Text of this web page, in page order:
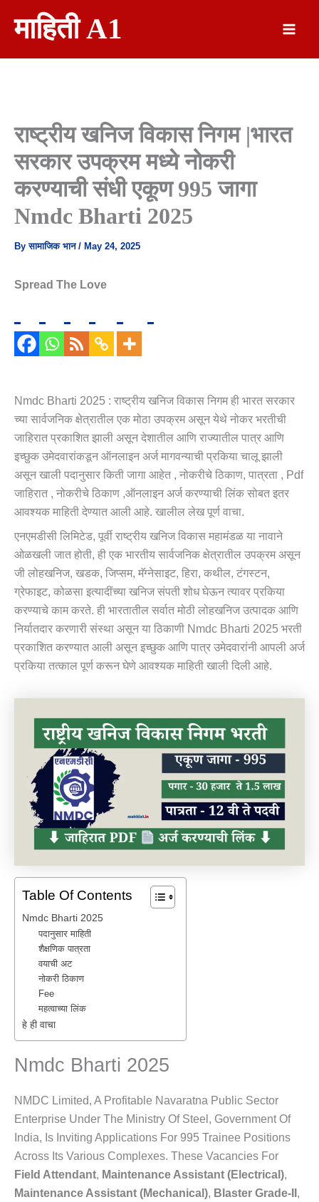
माहिती A1
राष्ट्रीय खनिज विकास निगम |भारत
सरकार उपक्रम मध्ये नोकरी
करण्याची संधी एकूण 995 जागा
Nmdc Bharti 2025
Byसामाजिक भान / May 24, 2025
Spread The Love
Nmdc Bharti 2025 : राष्ट्रीय खनिज विकास निगम ही भारत सरकार
च्या सार्वजनिक क्षेत्रातील एक मोठा उपक्रम असून येथे नोकर भरतीची
जाहिरात प्रकाशित झाली असून देशातील आणि राज्यातील पात्र आणि
इच्छुक उमेदवारांकडून ऑनलाइन अर्ज मागवन्याची प्रकिया चालू झाली
असून खाली पदानुसार किती जागा आहेत , नोकरीचे ठिकाण, पात्रता , Pdf
जाहिरात , नोकरीचे ठिकाण ,ऑनलाइन अर्ज करण्याची लिंक सोबत इतर
आवश्यक माहिती देण्यात आली आहे. खालील लेख पूर्ण वाचा.
एनएमडीसी लिमिटेड, पूर्वी राष्ट्रीय खनिज विकास महामंडळ या नावाने
ओळखली जात होती, ही एक भारतीय सार्वजनिक क्षेत्रातील उपक्रम असून
जी लोहखनिज, खडक, जिप्सम, मॅग्नेसाइट, हिरा, कथील, टंगस्टन,
ग्रेफाइट, कोळसा इत्यादींच्या खनिज संपती शोध घेऊन त्यावर प्रकिया
करण्याचे काम करते. ही भारतातील सर्वात मोठी लोहखनिज उत्पादक आणि
निर्यातदार करणारी संस्था असून या ठिकाणी Nmdc Bharti 2025 भरती
प्रकाशित करण्यात आली असून इच्छुक आणि पात्र उमेदवारांनी आपली अर्ज
प्रकिया तत्काल पूर्ण करून घेणे आवश्यक माहिती खाली दिली आहे.
Table Of Contents
Nmdc Bharti 2025
पदानुसार माहिती
शैक्षणिक पात्रता
वयाची अट
नोकरी ठिकाण
Fee
महत्वाच्या लिंक
हे ही वाचा
Nmdc Bharti 2025
NMDC Limited, A Profitable Navaratna Public Sector
Enterprise Under The Ministry Of Steel, Government Of
India, Is Inviting Applications For 995 Trainee Positions
Across Its Various Complexes. These Vacancies For
Field Attendant, Maintenance Assistant (Electrical),
Maintenance Assistant (Mechanical), Blaster Grade-II ,